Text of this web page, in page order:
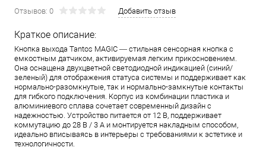
Отзывов: 0 Добавить отзыв
Краткое описание:
Кнопка выхода Tantos MAGIC — стильная сенсорная кнопка с
емкостным датчиком, активируемая легким прикосновением.
Она оснащена двухцветной светодиодной индикацией (синий/
зеленый) для отображения статуса системы и поддерживает как
нормально-разомкнутые, так и нормально-замкнутые контакты
для гибкого подключения. Корпус из комбинации пластика и
алюминиевого сплава сочетает современный дизайн с
надежностью. Устройство питается от 12 В, поддерживает
коммутацию до 28 В / 3 А и монтируется накладным способом,
идеально вписываясь в интерьеры с требованиями к эстетике и
технологичности.